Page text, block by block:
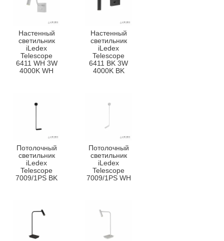
Настенный
светильник
iLedex
Telescope
6411 WH 3W
4000K WH
Настенный
светильник
iLedex
Telescope
6411 BK 3W
4000K BK
Потолочный
светильник
iLedex
Telescope
7009/1PS BK
Потолочный
светильник
iLedex
Telescope
7009/1PS WH